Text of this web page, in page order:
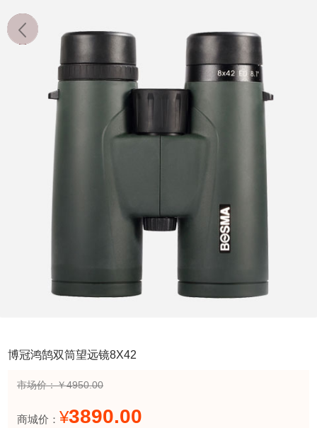
博冠鸿鹄双筒望远镜8X42
市场价：￥4950.00
商城价： ¥3890.00